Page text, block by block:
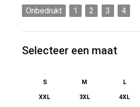
Onbedrukt 1 2 3 4
Selecteer een maat
S M L
XXL 3XL 4XL